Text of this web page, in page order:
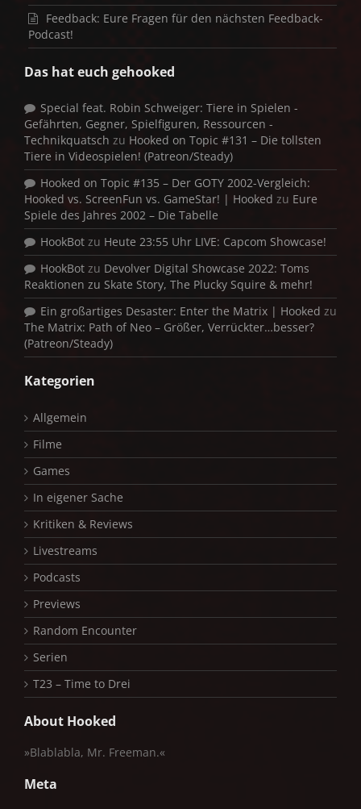
Feedback: Eure Fragen für den nächsten Feedback-
Podcast!
Das hat euch gehooked
Special feat. Robin Schweiger: Tiere in Spielen -
Gefährten, Gegner, Spielfiguren, Ressourcen -
Technikquatsch zu Hooked on Topic #131 – Die tollsten
Tiere in Videospielen! (Patreon/Steady)
Hooked on Topic #135 – Der GOTY 2002-Vergleich:
Hooked vs. ScreenFun vs. GameStar! | Hooked zu Eure
Spiele des Jahres 2002 – Die Tabelle
HookBot zu Heute 23:55 Uhr LIVE: Capcom Showcase!
HookBot zu Devolver Digital Showcase 2022: Toms
Reaktionen zu Skate Story, The Plucky Squire & mehr!
Ein großartiges Desaster: Enter the Matrix | Hooked zu
The Matrix: Path of Neo – Größer, Verrückter…besser?
(Patreon/Steady)
Kategorien
Allgemein
Filme
Games
In eigener Sache
Kritiken & Reviews
Livestreams
Podcasts
Previews
Random Encounter
Serien
T23 – Time to Drei
About Hooked
»Blablabla, Mr. Freeman.«
Meta